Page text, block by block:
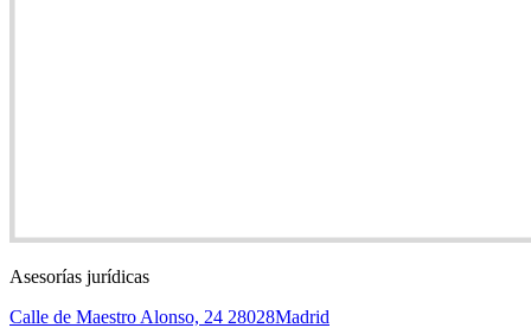
Asesorías jurídicas
Calle de Maestro Alonso, 24 28028Madrid